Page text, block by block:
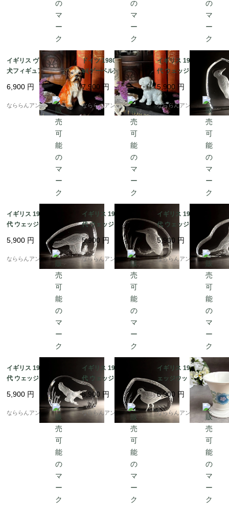
イギリス ヴィンテージ
犬フィギュア ボクサー
犬 仔犬フィギュア [AA
1193]
6,900 円
なららんアンティーク
ドイツ 1980年代 Goeb
el(ゲーベル)社 仔犬フ
ィギュア [AA1192]
7,900 円
なららんアンティーク
イギリス 1980-1990年
代 ウェッジウッド クリ
スタル ペーパーウエイ
ト キツツキ WEDGWO
OD CRYSTAL PAPER
WEIGHT Woodpecker
5,900 円
なららんアンティーク
イギリス 1980-1990年
代 ウェッジウッド クリ
スタル ペーパーウエイ
ト ワシ(鷲) WEDGWO
OD CRYSTAL PAPER
WEIGHT Eagle [EY699
5,900 円
なららんアンティーク
イギリス 1980-1990年
代 ウェッジウッド クリ
スタル ペーパーウエイ
ト カワセミ WEDGWO
OD CRYSTAL PAPER
WEIGHT Kingfisher [E
5,900 円
なららんアンティーク
イギリス 1980-1990年
代 ウェッジウッド クリ
スタル ペーパーウエイ
ト キジ(雉) WEDGWO
OD CRYSTAL PAPER
WEIGHT Pheasant [EY
5,900 円
なららんアンティーク
イギリス 1980-1990年
代 ウェッジウッド クリ
スタル ペーパーウエイ
ト アヒル WEDGWOO
D CRYSTAL PAPERW
EIGHT Duck [EY6991]
5,900 円
なららんアンティーク
イギリス 1980-1990年
代 ウェッジウッド クリ
スタル ペーパーウエイ
ト シギ(鴫) WEDGWO
OD CRYSTAL PAPER
WEIGHT Snipe [EY699
5,900 円
なららんアンティーク
イギリス 1970-80s ウ
ェッジウッド WEDGW
OOD クレメンタイン
口広ポージー花瓶フラ
ワーベース [EY3355]
6,900 円
なららんアンティーク